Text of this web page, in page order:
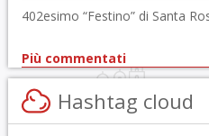
402esimo “Festino” di Santa
Più commentati
Hashtag cloud